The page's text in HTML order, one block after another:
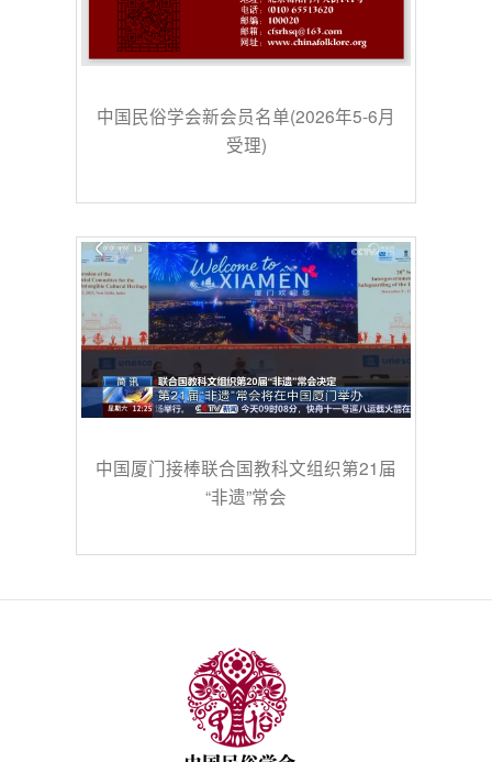
中国民俗学会新会员名单(2026年5-6月
受理)
中国厦门接棒联合国教科文组织第21届
“非遗”常会